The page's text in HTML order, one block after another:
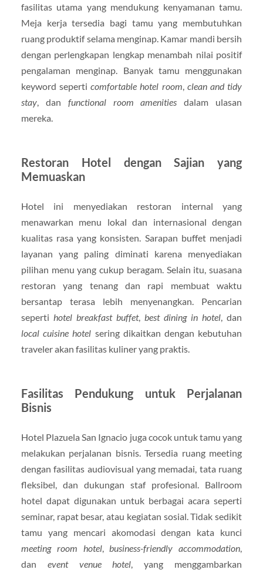
fasilitas utama yang mendukung kenyamanan tamu.
Meja kerja tersedia bagi tamu yang membutuhkan
ruang produktif selama menginap. Kamar mandi bersih
dengan perlengkapan lengkap menambah nilai positif
pengalaman menginap. Banyak tamu menggunakan
keyword seperticomfortable hotel room, clean and tidy
stay, dan functional room amenities dalam ulasan
mereka.
Restoran Hotel dengan Sajian yang
Memuaskan
Hotel ini menyediakan restoran internal yang
menawarkan menu lokal dan internasional dengan
kualitas rasa yang konsisten. Sarapan buffet menjadi
layanan yang paling diminati karena menyediakan
pilihan menu yang cukup beragam. Selain itu, suasana
restoran yang tenang dan rapi membuat waktu
bersantap terasa lebih menyenangkan. Pencarian
seperti hotel breakfast buffet,best dining in hotel, dan
local cuisine hotel sering dikaitkan dengan kebutuhan
traveler akan fasilitas kuliner yang praktis.
Fasilitas Pendukung untuk Perjalanan
Bisnis
Hotel Plazuela San Ignacio juga cocok untuk tamu yang
melakukan perjalanan bisnis. Tersedia ruang meeting
dengan fasilitas audiovisual yang memadai, tata ruang
fleksibel, dan dukungan staf profesional. Ballroom
hotel dapat digunakan untuk berbagai acara seperti
seminar, rapat besar, atau kegiatan sosial. Tidak sedikit
tamu yang mencari akomodasi dengan kata kunci
meeting room hotel,business-friendly accommodation,
dan event venue hotel, yang menggambarkan